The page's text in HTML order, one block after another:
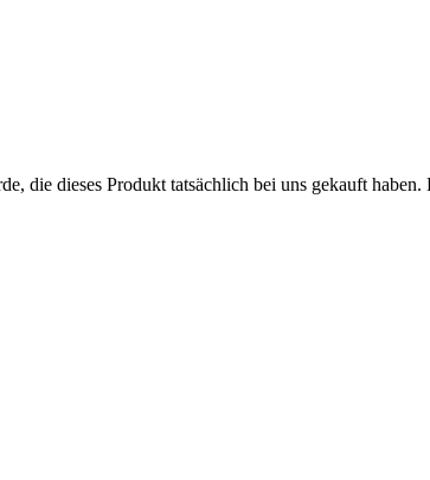
die dieses Produkt tatsächlich bei uns gekauft